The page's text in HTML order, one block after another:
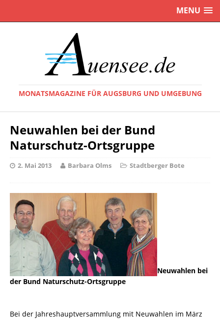
MENU
MONATSMAGAZINE FÜR AUGSBURG UND UMGEBUNG
Neuwahlen bei der Bund
Naturschutz-Ortsgruppe
2. Mai 2013 Barbara Olms Stadtberger Bote
Neuwahlen bei
der Bund Naturschutz-Ortsgruppe
Bei der Jahreshauptversammlung mit Neuwahlen im März